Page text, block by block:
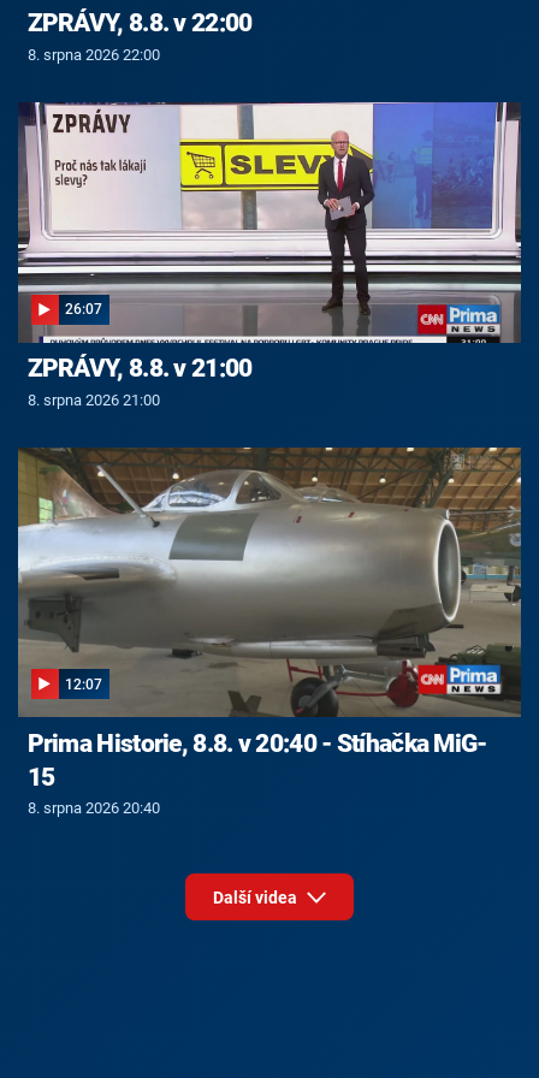
ZPRÁVY, 8.8. v 22:00
8. srpna 2026 22:00
26:07
ZPRÁVY, 8.8. v 21:00
8. srpna 2026 21:00
12:07
Prima Historie, 8.8. v 20:40 - Stíhačka MiG-
15
8. srpna 2026 20:40
Další videa